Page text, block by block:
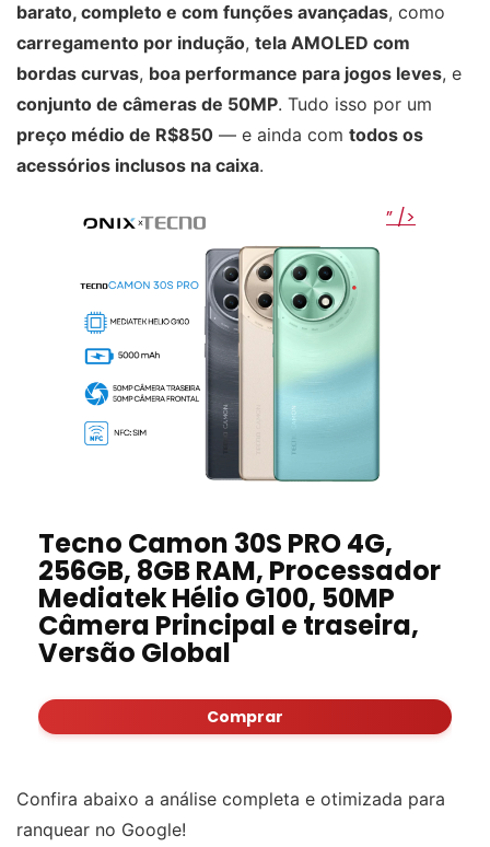
barato, completo e com funções avançadas, como
carregamento por indução, tela AMOLED com
bordas curvas, boa performance para jogos leves, e
conjunto de câmeras de 50MP. Tudo isso por um
preço médio de R$850 — e ainda com todos os
acessórios inclusos na caixa.
” />
Tecno Camon 30S PRO 4G,
256GB, 8GB RAM, Processador
Mediatek Hélio G100, 50MP
Câmera Principal e traseira,
Versão Global
Comprar
Confira abaixo a análise completa e otimizada para
ranquear no Google!